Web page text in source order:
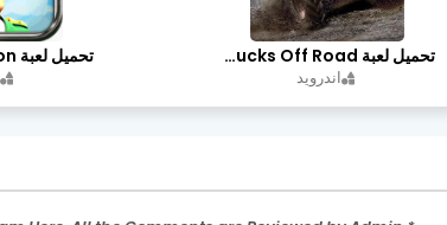
تحميل لعبة Trucks Off Road مهكرة اخر اصدار
اندرويد